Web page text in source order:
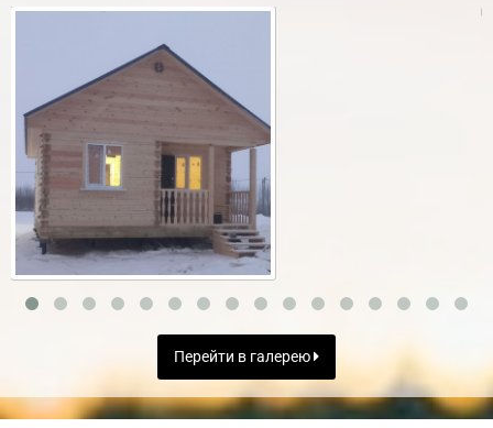
Перейти в галерею